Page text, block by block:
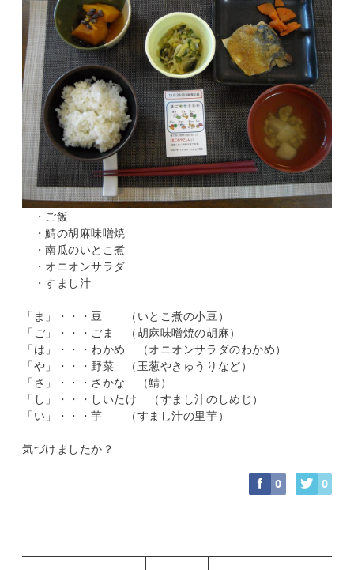
・ご飯
・鯖の胡麻味噌焼
・南瓜のいとこ煮
・オニオンサラダ
・すまし汁
「ま」・・・豆 （いとこ煮の小豆）
「ご」・・・ごま （胡麻味噌焼の胡麻）
「は」・・・わかめ （オニオンサラダのわかめ）
「や」・・・野菜 （玉葱やきゅうりなど）
「さ」・・・さかな （鯖）
「し」・・・しいたけ （すまし汁のしめじ）
「い」・・・芋 （すまし汁の里芋）
気づけましたか？
0 0